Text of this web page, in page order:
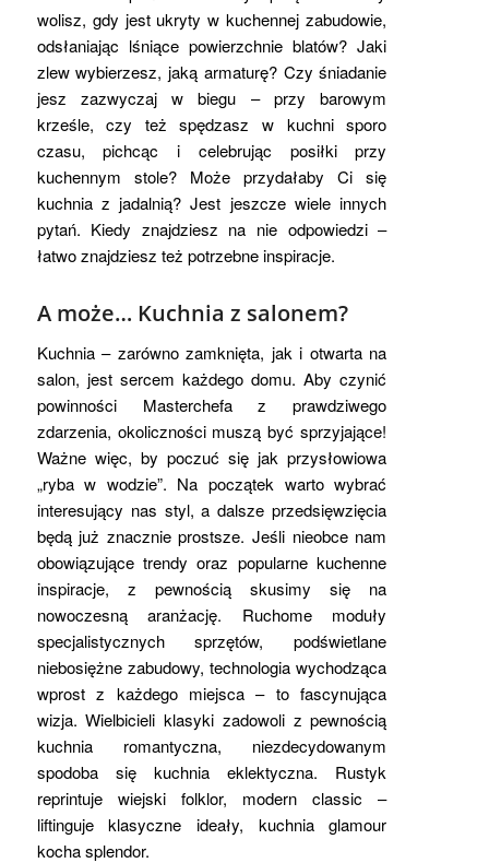
wolisz, gdy jest ukryty w kuchennej zabudowie,
odsłaniając lśniące powierzchnie blatów? Jaki
zlew wybierzesz, jaką armaturę? Czy śniadanie
jesz zazwyczaj w biegu – przy barowym
krześle, czy też spędzasz w kuchni sporo
czasu, pichcąc i celebrując posiłki przy
kuchennym stole? Może przydałaby Ci się
kuchnia z jadalnią? Jest jeszcze wiele innych
pytań. Kiedy znajdziesz na nie odpowiedzi –
łatwo znajdziesz też potrzebne inspiracje.
A może… Kuchnia z salonem?
Kuchnia – zarówno zamknięta, jak i otwarta na
salon, jest sercem każdego domu. Aby czynić
powinności Masterchefa z prawdziwego
zdarzenia, okoliczności muszą być sprzyjające!
Ważne więc, by poczuć się jak przysłowiowa
„ryba w wodzie”. Na początek warto wybrać
interesujący nas styl, a dalsze przedsięwzięcia
będą już znacznie prostsze. Jeśli nieobce nam
obowiązujące trendy oraz popularne kuchenne
inspiracje, z pewnością skusimy się na
nowoczesną aranżację. Ruchome moduły
specjalistycznych sprzętów, podświetlane
niebosiężne zabudowy, technologia wychodząca
wprost z każdego miejsca – to fascynująca
wizja. Wielbicieli klasyki zadowoli z pewnością
kuchnia romantyczna, niezdecydowanym
spodoba się kuchnia eklektyczna. Rustyk
reprintuje wiejski folklor, modern classic –
liftinguje klasyczne ideały, kuchnia glamour
kocha splendor.